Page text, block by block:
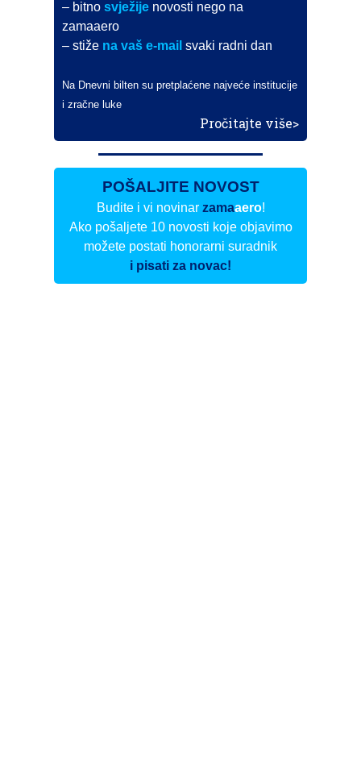
– bitnosvježije novosti nego na
zamaaero
– stiže na vaš e-mail svaki radni dan
Na Dnevni bilten su pretplaćene najveće institucije
i zračne luke
Pročitajte više>
POŠALJITE NOVOST
Budite i vi novinar zamaaero!
Ako pošaljete 10 novosti koje objavimo
možete postati honorarni suradnik
i pisati za novac!